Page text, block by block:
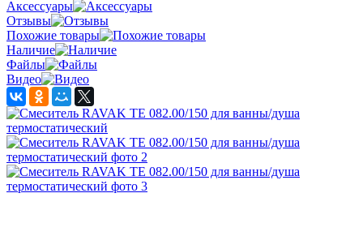
Аксессуары
Отзывы
Похожие товары
Наличие
Файлы
Видео